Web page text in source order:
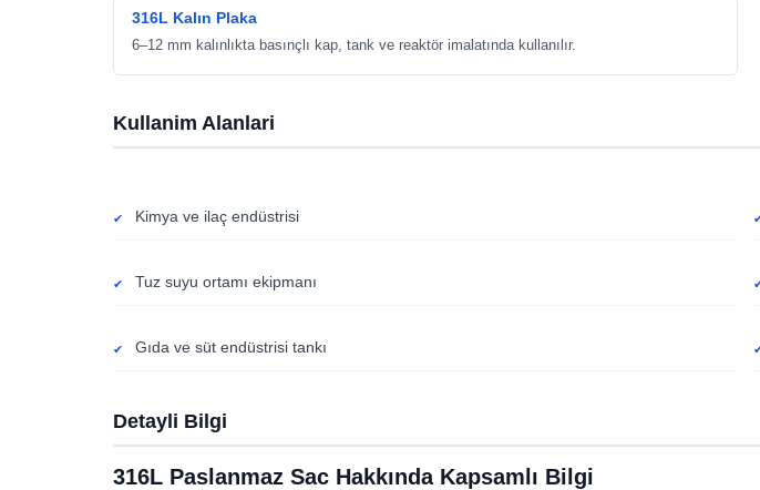
316L Kalın Plaka
6–12 mm kalınlıkta basınçlı kap, tank ve reaktör imalatında kullanılır.
Kullanim Alanlari
Kimya ve ilaç endüstrisi
Tuz suyu ortamı ekipmanı
Gıda ve süt endüstrisi tankı
Detayli Bilgi
316L Paslanmaz Sac Hakkında Kapsamlı Bilgi